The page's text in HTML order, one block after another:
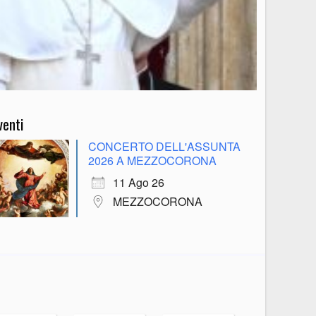
CONCERTO DELL'ASSUNTA
2026 A MEZZOCORONA
11 Ago 26
MEZZOCORONA